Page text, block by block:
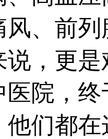
、前
，更
院，
们都